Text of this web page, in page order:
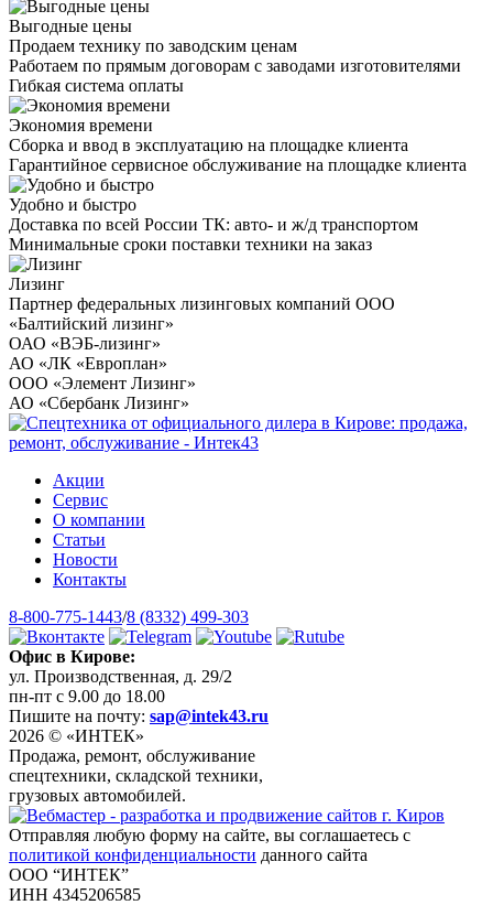
Выгодные цены
Продаем технику по заводским ценам
Работаем по прямым договорам с заводами изготовителями
Гибкая система оплаты
Экономия времени
Сборка и ввод в эксплуатацию на площадке клиента
Гарантийное сервисное обслуживание на площадке клиента
Удобно и быстро
Доставка по всей России ТК: авто- и ж/д транспортом
Минимальные сроки поставки техники на заказ
Лизинг
Партнер федеральных лизинговых компаний ООО
«Балтийский лизинг»
ОАО «ВЭБ-лизинг»
АО «ЛК «Европлан»
ООО «Элемент Лизинг»
АО «Сбербанк Лизинг»
Акции
Сервис
О компании
Статьи
Новости
Контакты
8-800-775-1443/8 (8332) 499-303
Офис в Кирове:
ул. Производственная, д. 29/2
пн-пт с 9.00 до 18.00
Пишите на почту: sap@intek43.ru
2026 © «ИНТЕК»
Продажа, ремонт, обслуживание
спецтехники, складской техники,
грузовых автомобилей.
Отправляя любую форму на сайте, вы соглашаетесь с
политикой конфиденциальности данного сайта
ООО “ИНТЕК”
ИНН 4345206585